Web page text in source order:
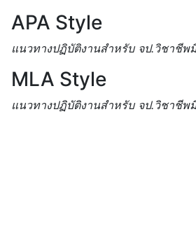
APA Style
แนวทางปฏิบัติงานสำหรับ จป.วิชาชีพ
MLA Style
แนวทางปฏิบัติงานสำหรับ จป.วิชาชีพ